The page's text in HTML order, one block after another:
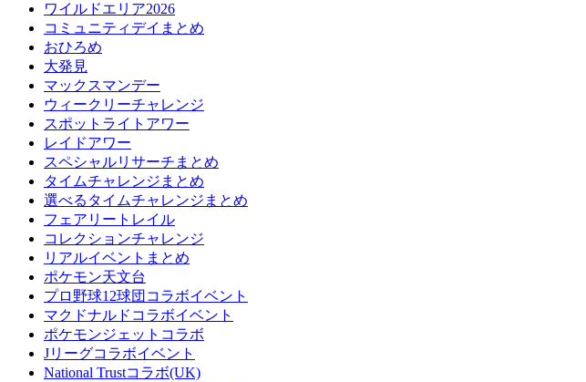
ワイルドエリア2026
コミュニティデイまとめ
おひろめ
大発見
マックスマンデー
ウィークリーチャレンジ
スポットライトアワー
レイドアワー
スペシャルリサーチまとめ
タイムチャレンジまとめ
選べるタイムチャレンジまとめ
フェアリートレイル
コレクションチャレンジ
リアルイベントまとめ
ポケモン天文台
プロ野球12球団コラボイベント
マクドナルドコラボイベント
ポケモンジェットコラボ
Jリーグコラボイベント
National Trustコラボ(UK)